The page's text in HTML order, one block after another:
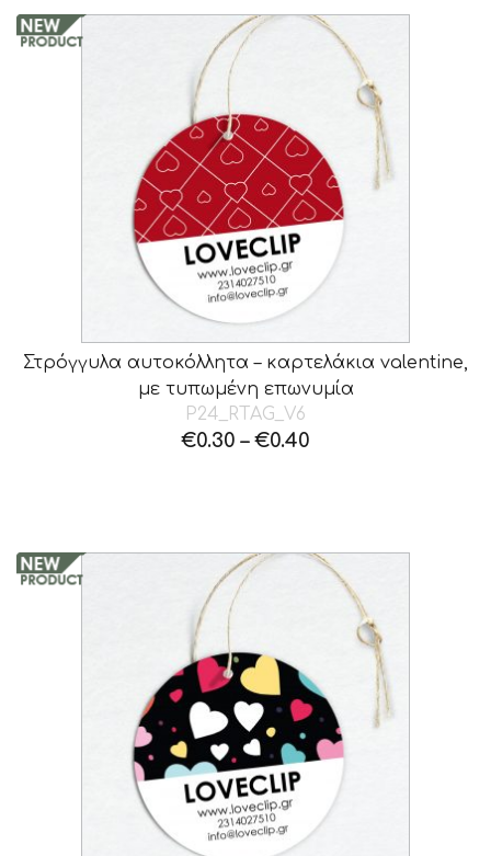
Στρόγγυλα αυτοκόλλητα – καρτελάκια valentine,
με τυπωμένη επωνυμία
P24_RTAG_V6
€0.30 – €0.40